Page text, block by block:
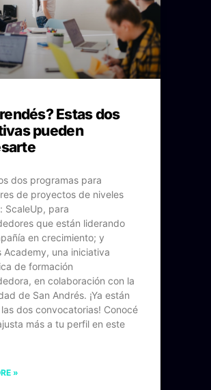
Estas dos
pueden
dos programas para
de proyectos de niveles
ScaleUp, para
que están liderando
en crecimiento; y
Academy, una iniciativa
de formación
en colaboración con la
de San Andrés. ¡Ya están
dos convocatorias! Conocé
más a tu perfil en este
»